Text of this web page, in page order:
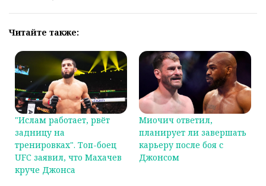
Читайте также:
"Ислам работает, рвёт
задницу на
тренировках". Топ-боец
UFC заявил, что Махачев
круче Джонса
Миочич ответил,
планирует ли завершать
карьеру после боя с
Джонсом